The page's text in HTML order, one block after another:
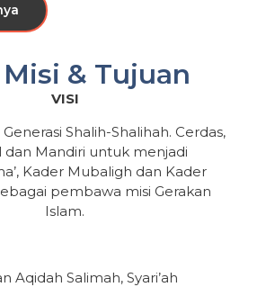
& Tujuan
VISI
Shalih-Shalihah. Cerdas,
dan Mandiri untuk menjadi
Kader Mubaligh dan Kader
pembawa misi Gerakan
Islam.
Aqidah Salimah, Syari’ah